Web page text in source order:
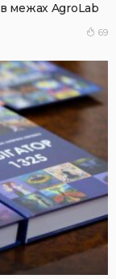
межах AgroLab
69